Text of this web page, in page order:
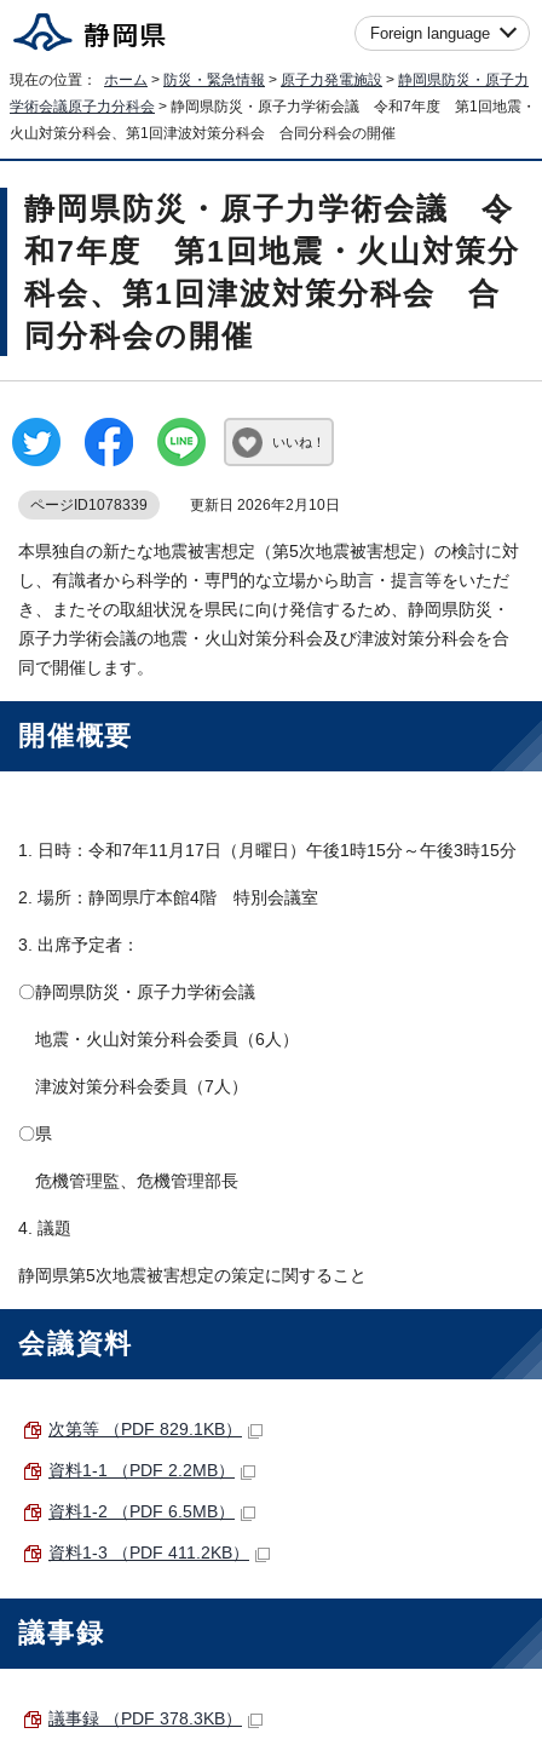
Foreign language
現在の位置： ホーム > 防災・緊急情報 > 原子力発電施設 > 静岡県防災・原子力
学術会議原子力分科会 > 静岡県防災・原子力学術会議 令和7年度 第1回地震・
火山対策分科会、第1回津波対策分科会 合同分科会の開催
静岡県防災・原子力学術会議 令
和7年度 第1回地震・火山対策分
科会、第1回津波対策分科会 合
同分科会の開催
いいね！
ページID1078339 更新日 2026年2月10日
本県独自の新たな地震被害想定（第5次地震被害想定）の検討に対
し、有識者から科学的・専門的な立場から助言・提言等をいただ
き、またその取組状況を県民に向け発信するため、静岡県防災・
原子力学術会議の地震・火山対策分科会及び津波対策分科会を合
同で開催します。
開催概要
1. 日時：令和7年11月17日（月曜日）午後1時15分～午後3時15分
2. 場所：静岡県庁本館4階 特別会議室
3. 出席予定者：
〇静岡県防災・原子力学術会議
地震・火山対策分科会委員（6人）
津波対策分科会委員（7人）
〇県
危機管理監、危機管理部長
4. 議題
静岡県第5次地震被害想定の策定に関すること
会議資料
次第等 （PDF 829.1KB）
資料1-1 （PDF 2.2MB）
資料1-2 （PDF 6.5MB）
資料1-3 （PDF 411.2KB）
議事録
議事録 （PDF 378.3KB）